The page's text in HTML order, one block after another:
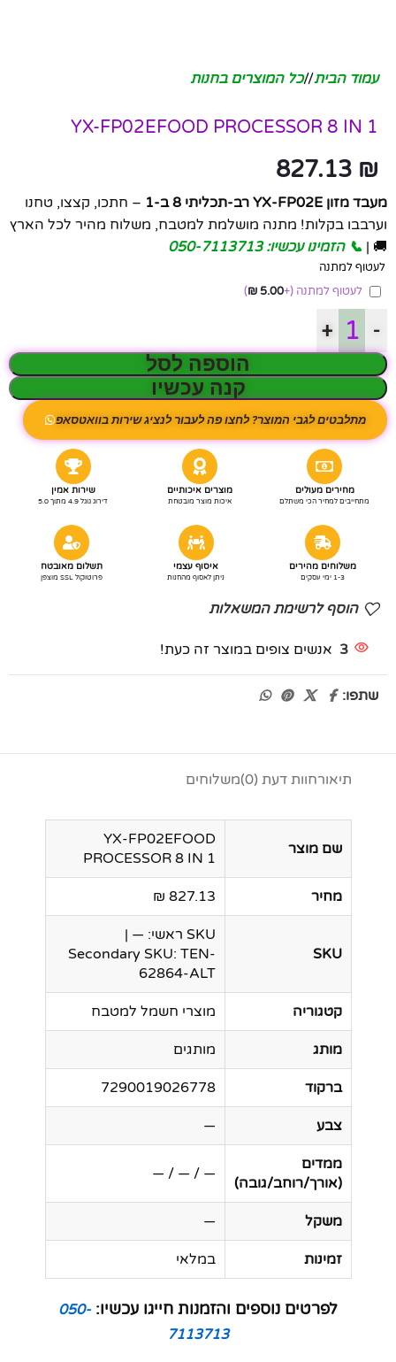
עמוד הבית/ כל המוצרים בחנות
YX-FP02EFOOD PROCESSOR 8 IN 1
827.13 ₪
מעבד מזון YX-FP02E רב-תכליתי 8 ב-1
– חתכו, קצצו, טחנו
וערבבו בקלות! מתנה מושלמת למטבח, משלוח מהיר לכל הארץ
🚚 | 📞 הזמינו עכשיו: 050-7113713
לעטוף למתנה
לעטוף למתנה (+
5.00
₪
)
-
+
הוספה לסל
קנה עכשיו
מתלבטים לגבי המוצר? לחצו פה לעבור לנציג שירות בוואטסאפ
מחירים מעולים
מתחייבים למחיר הכי משתלם
מוצרים איכותיים
איכות מוצר מובטחת
שירות אמין
דירוג גוגל 4.9 מתוך 5.0
משלוחים מהירים
1-3 ימי עסקים
איסוף עצמי
ניתן לאסוף מהחנות
תשלום מאובטח
פרוטוקול SSL מוצפן
הוסף לרשימת המשאלות
3 אנשים צופים במוצר זה כעת!
שתפו:
תיאורחוות דעת (0) משלוחים
שם מוצר
YX-FP02EFOOD
PROCESSOR 8 IN 1
מחיר 827.13 ₪
SKU
SKU ראשי: — |
Secondary SKU: TEN-
62864-ALT
קטגוריה מוצרי חשמל למטבח
מותג מותגים
ברקוד 7290019026778
צבע —
ממדים
(אורך/רוחב/גובה)
— / — / —
משקל —
זמינות במלאי
לפרטים נוספים והזמנות חייגו עכשיו: 050-
7113713